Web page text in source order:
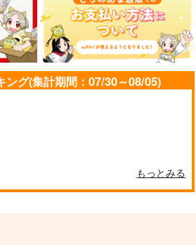
ング(集計期間：07/30～08/05)
もっとみる